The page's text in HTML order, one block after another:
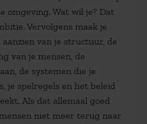
omgeving. Wat wil je? Dat
Vervolgens maak je
van je structuur, de
van je mensen, de
de systemen die je
je spelregels en het beleid
Als dat allemaal goed
niet meer terug naar